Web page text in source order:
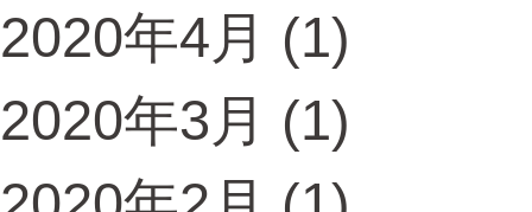
2020年4月 (1)
2020年3月 (1)